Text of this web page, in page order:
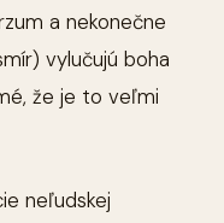
a nekonečne
vylučujú boha
že je to veľmi
neľudskej